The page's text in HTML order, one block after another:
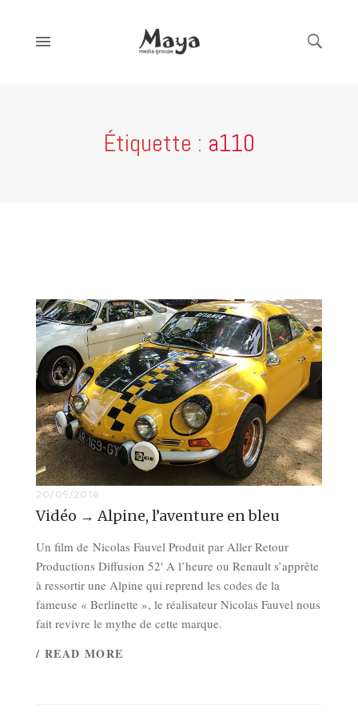
Étiquette : a110
20/09/2016
Vidéo → Alpine, l’aventure en bleu
Un film de Nicolas Fauvel Produit par Aller Retour
Productions Diffusion 52′ A l’heure ou Renault s’apprête
à ressortir une Alpine qui reprend les codes de la
fameuse « Berlinette », le réalisateur Nicolas Fauvel nous
fait revivre le mythe de cette marque.
/ READ MORE